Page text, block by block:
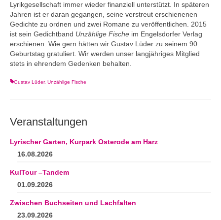
Lyrikgesellschaft immer wieder finanziell unterstützt. In späteren
Jahren ist er daran gegangen, seine verstreut erschienenen
Gedichte zu ordnen und zwei Romane zu veröffentlichen. 2015
ist sein Gedichtband Unzählige Fische im Engelsdorfer Verlag
erschienen. Wie gern hätten wir Gustav Lüder zu seinem 90.
Geburtstag gratuliert. Wir werden unser langjähriges Mitglied
stets in ehrendem Gedenken behalten.
Gustav Lüder, Unzählige Fische
Veranstaltungen
Lyrischer Garten, Kurpark Osterode am Harz
16.08.2026
KulTour –Tandem
01.09.2026
Zwischen Buchseiten und Lachfalten
23.09.2026